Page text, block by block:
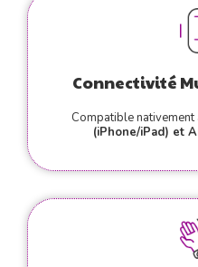
Connectivité
Compatible nativement
(iPhone/iPad) et